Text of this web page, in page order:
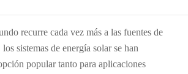
recurre cada vez más a las fuentes de
sistemas de energía solar se han
popular tanto para aplicaciones